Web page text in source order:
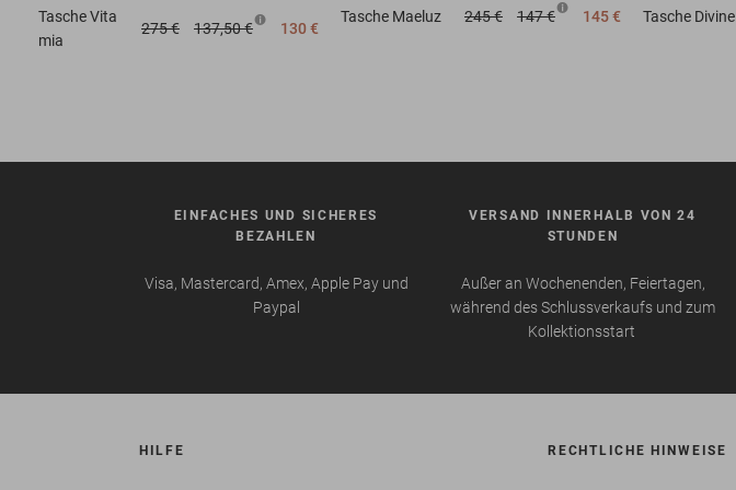
TascheVita
mia
275 € 137,50 € 130 €
Tasche Maeluz 245 € 147 € 145 € Tasche Divine
EINFACHES UND SICHERES
BEZAHLEN
Visa, Mastercard, Amex, Apple Pay und
Paypal
VERSAND INNERHALB VON 24
STUNDEN
Außer an Wochenenden, Feiertagen,
während des Schlussverkaufs und zum
Kollektionsstart
HILFE RECHTLICHE HINWEISE